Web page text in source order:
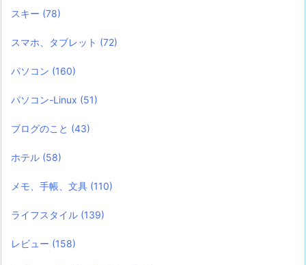
スキー (78)
スマホ、タブレット (72)
パソコン (160)
パソコン-Linux (51)
ブログのこと (43)
ホテル (58)
メモ、手帳、文具 (110)
ライフスタイル (139)
レビュー (158)